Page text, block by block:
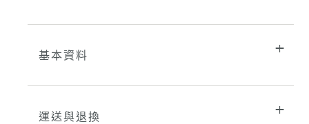
正
加
基本資料
運送與退換